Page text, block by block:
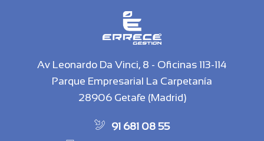
Av Leonardo Da Vinci, 8 - Oficinas 113-114
Parque Empresarial La Carpetanía
28906 Getafe (Madrid)
91 681 08 55